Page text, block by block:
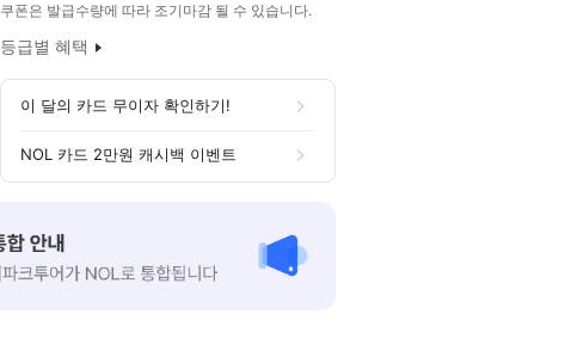
쿠폰은 발급수량에 따라 조기마감 될 수 있습니다.
등급별 혜택
이 달의 카드 무이자 확인하기!
NOL 카드 2만원 캐시백 이벤트